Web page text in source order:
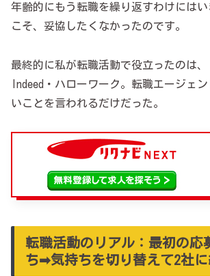
年齢的にもう転職を繰り返すわけには
こそ、妥協したくなかったのです。
最終的に私が転職活動で役立ったのは、
Indeed・ハローワーク。転職エージェ
いことを言われるだけだった。
転職活動のリアル：最初の応
ち➡気持ちを切り替えて2社